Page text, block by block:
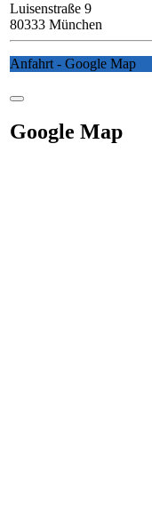
Luisenstraße 9
80333 München
Anfahrt - Google Map
Google Map